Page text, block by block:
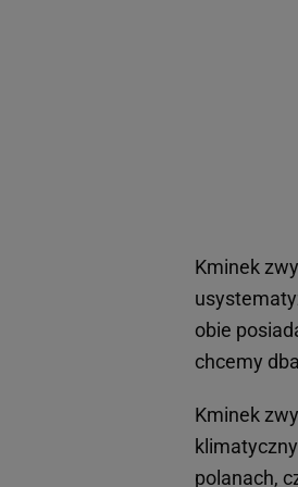
Kminek
obie
chcemy
Kminek
polanach,